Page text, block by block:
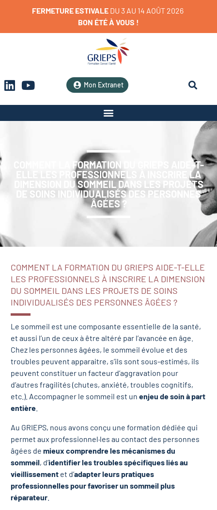
FERMETURE ESTIVALE DU 3 AU 14 AOÛT 2026
BON ÉTÉÀ VOUS !
Mon Extranet
COMMENT LA FORMATION DU GRIEPS AIDE-T-
ELLE LES PROFESSIONNELS À INSCRIRE LA
DIMENSION DU SOMMEIL DANS LES PROJETS
DE SOINS INDIVIDUALISÉS DES PERSONNES
ÂGÉES ?
COMMENT LA FORMATION DU GRIEPS AIDE-T-ELLE
LES PROFESSIONNELS À INSCRIRE LA DIMENSION
DU SOMMEIL DANS LES PROJETS DE SOINS
INDIVIDUALISÉS DES PERSONNES ÂGÉES ?
Le sommeil est une composante essentielle de la santé,
et aussi l’un de ceux à être altéré par l’avancée en âge.
Chez les personnes âgées, le sommeil évolue et des
troubles peuvent apparaitre, s’ils sont sous-estimés, ils
peuvent constituer un facteur d’aggravation pour
d’autres fragilités (chutes, anxiété, troubles cognitifs,
etc.). Accompagner le sommeil est unenjeu de soin à part
entière
Au GRIEPS, nous avons conçu une formation dédiée qui
permet aux professionnel·les au contact des personnes
âgées demieux comprendre les mécanismes du
sommeil, d’identifier les troubles spécifiques liés au
vieillissement et d’adapter leurs pratiques
professionnelles pour favoriser un sommeil plus
réparateur